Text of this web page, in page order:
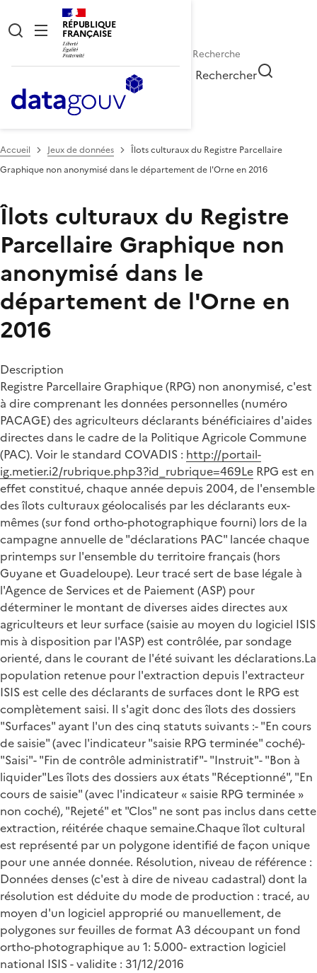
RÉPUBLIQUE
FRANÇAISE
Rechercher
Accueil Jeux de données
Îlots culturaux du Registre Parcellaire
Graphique non anonymisé dans le département de l'Orne en 2016
Îlots culturaux du Registre
Parcellaire Graphique non
anonymisé dans le
département de l'Orne en
2016
Description
Registre Parcellaire Graphique (RPG) non anonymisé, c'est
à dire comprenant les données personnelles (numéro
PACAGE) des agriculteurs déclarants bénéficiaires d'aides
directes dans le cadre de la Politique Agricole Commune
(PAC). Voir le standard COVADIS : http://portail-
ig.metier.i2/rubrique.php3?id_rubrique=469Le RPG est en
effet constitué, chaque année depuis 2004, de l'ensemble
des îlots culturaux géolocalisés par les déclarants eux-
mêmes (sur fond ortho-photographique fourni) lors de la
campagne annuelle de "déclarations PAC" lancée chaque
printemps sur l'ensemble du territoire français (hors
Guyane et Guadeloupe). Leur tracé sert de base légale à
l'Agence de Services et de Paiement (ASP) pour
déterminer le montant de diverses aides directes aux
agriculteurs et leur surface (saisie au moyen du logiciel ISIS
mis à disposition par l'ASP) est contrôlée, par sondage
orienté, dans le courant de l'été suivant les déclarations.La
population retenue pour l'extraction depuis l'extracteur
ISIS est celle des déclarants de surfaces dont le RPG est
complètement saisi. Il s'agit donc des îlots des dossiers
"Surfaces" ayant l'un des cinq statuts suivants :- "En cours
de saisie" (avec l'indicateur "saisie RPG terminée" coché)-
"Saisi"- "Fin de contrôle administratif"- "Instruit"- "Bon à
liquider"Les îlots des dossiers aux états "Réceptionné", "En
cours de saisie" (avec l'indicateur « saisie RPG terminée »
non coché), "Rejeté" et "Clos" ne sont pas inclus dans cette
extraction, réitérée chaque semaine.Chaque îlot cultural
est représenté par un polygone identifié de façon unique
pour une année donnée. Résolution, niveau de référence :
Données denses (c'est à dire de niveau cadastral) dont la
résolution est déduite du mode de production : tracé, au
moyen d'un logiciel approprié ou manuellement, de
polygones sur feuilles de format A3 découpant un fond
ortho-photographique au 1: 5.000- extraction logiciel
national ISIS - validite : 31/12/2016